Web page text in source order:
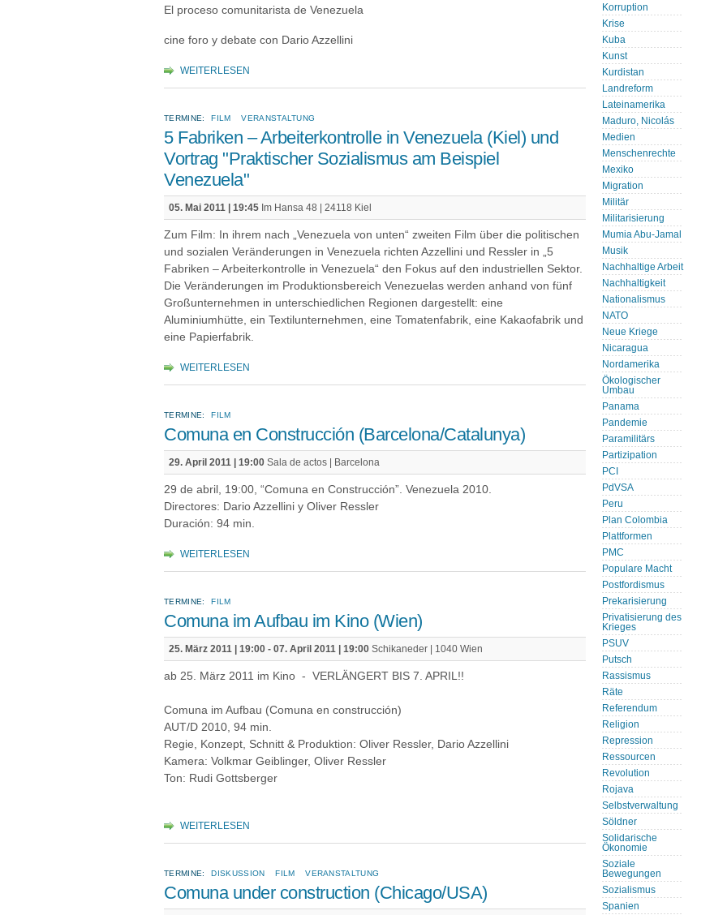
El proceso comunitarista de Venezuela
cine foro y debate con Dario Azzellini
WEITERLESEN
TERMINE: FILM VERANSTALTUNG
5 Fabriken – Arbeiterkontrolle in Venezuela (Kiel) und
Vortrag "Praktischer Sozialismus am Beispiel
Venezuela"
05. Mai 2011 | 19:45 Im Hansa 48 | 24118 Kiel
Zum Film: In ihrem nach „Venezuela von unten“ zweiten Film über die politischen
und sozialen Veränderungen in Venezuela richten Azzellini und Ressler in „5
Fabriken – Arbeiterkontrolle in Venezuela“ den Fokus auf den industriellen Sektor.
Die Veränderungen im Produktionsbereich Venezuelas werden anhand von fünf
Großunternehmen in unterschiedlichen Regionen dargestellt: eine
Aluminiumhütte, ein Textilunternehmen, eine Tomatenfabrik, eine Kakaofabrik und
eine Papierfabrik.
WEITERLESEN
TERMINE: FILM
Comuna en Construcción (Barcelona/Catalunya)
29. April 2011 | 19:00 Sala de actos | Barcelona
29 de abril, 19:00, “Comuna en Construcción”. Venezuela 2010.
Directores: Dario Azzellini y Oliver Ressler
Duración: 94 min.
WEITERLESEN
TERMINE: FILM
Comuna im Aufbau im Kino (Wien)
25. März 2011 | 19:00 - 07. April 2011 | 19:00 Schikaneder | 1040 Wien
ab 25. März 2011 im Kino - VERLÄNGERT BIS 7. APRIL!!
Comuna im Aufbau (Comuna en construcción)
AUT/D 2010, 94 min.
Regie, Konzept, Schnitt & Produktion: Oliver Ressler, Dario Azzellini
Kamera: Volkmar Geiblinger, Oliver Ressler
Ton: Rudi Gottsberger
WEITERLESEN
TERMINE: DISKUSSION FILM VERANSTALTUNG
Comuna under construction (Chicago/USA)
Korruption
Krise
Kuba
Kunst
Kurdistan
Landreform
Lateinamerika
Maduro, Nicolás
Medien
Menschenrechte
Mexiko
Migration
Militär
Militarisierung
Mumia Abu-Jamal
Musik
Nachhaltige Arbeit
Nachhaltigkeit
Nationalismus
NATO
Neue Kriege
Nicaragua
Nordamerika
Ökologischer
Umbau
Panama
Pandemie
Paramilitärs
Partizipation
PCI
PdVSA
Peru
Plan Colombia
Plattformen
PMC
Populare Macht
Postfordismus
Prekarisierung
Privatisierung des
Krieges
PSUV
Putsch
Rassismus
Räte
Referendum
Religion
Repression
Ressourcen
Revolution
Rojava
Selbstverwaltung
Söldner
Solidarische
Ökonomie
Soziale
Bewegungen
Sozialismus
Spanien